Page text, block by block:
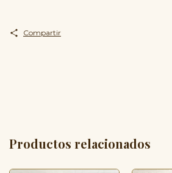
Compartir
Productos relacionados